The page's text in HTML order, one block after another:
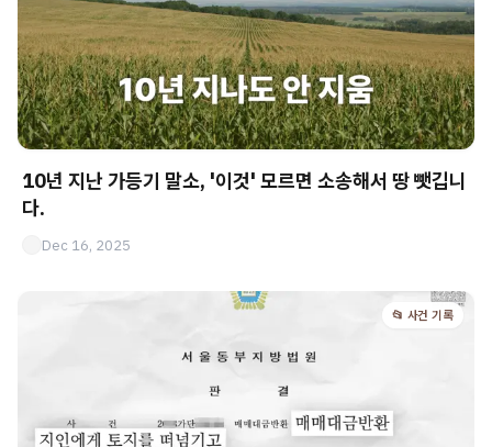
10년 지난 가등기 말소, '이것' 모르면 소송해서 땅 뺏깁니
다.
Dec 16, 2025
📂 사건 기록